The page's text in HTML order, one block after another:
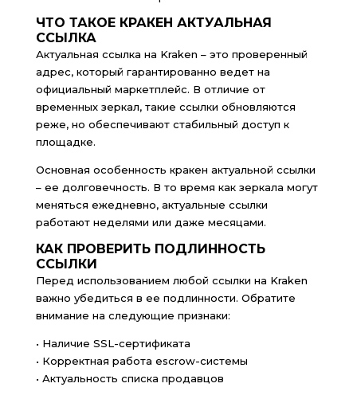
ЧТО ТАКОЕ КРАКЕН АКТУАЛЬНАЯ
ССЫЛКА
Актуальная ссылка на Kraken – это проверенный
адрес, который гарантированно ведет на
официальный маркетплейс. В отличие от
временных зеркал, такие ссылки обновляются
реже, но обеспечивают стабильный доступ к
площадке.
Основная особенность кракен актуальной ссылки
– ее долговечность. В то время как зеркала могут
меняться ежедневно, актуальные ссылки
работают неделями или даже месяцами.
КАК ПРОВЕРИТЬ ПОДЛИННОСТЬ
ССЫЛКИ
Перед использованием любой ссылки на Kraken
важно убедиться в ее подлинности. Обратите
внимание на следующие признаки:
• Наличие SSL-сертификата
• Корректная работа escrow-системы
• Актуальность списка продавцов